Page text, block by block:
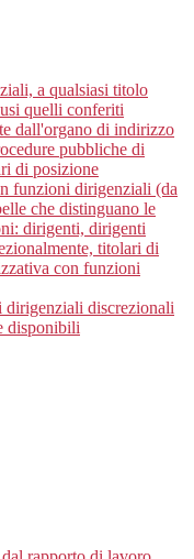
a qualsiasi titolo
quelli conferiti
dall'organo di indirizzo
pubbliche di
di posizione
funzioni dirigenziali (da
che distinguano le
dirigenti, dirigenti
titolari di
con funzioni
dirigenziali discrezionali
disponibili